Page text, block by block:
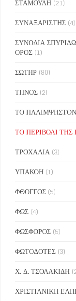
ΣΤΑΜΟΥΛΗ (21)
ΣΥΝΑΞΑΡΙΣΤΗΣ (4)
ΣΥΝΟΔΙΑ
ΟΡΟΣ (1)
ΣΩΤΗΡ (80)
ΤΗΝΟΣ (2)
ΤΟ ΠΑΛΙΜΨΗΣΤΟΝ
ΤΟ ΠΕΡΙΒΟΛΙ
ΤΡΟΧΑΛΙΑ (3)
ΥΠΑΚΟΗ (1)
ΦΘΟΓΓΟΣ (5)
ΦΩΣ (4)
ΦΩΣΦΟΡΟΣ (5)
ΦΩΤΟΔΟΤΕΣ (3)
Χ. Δ. ΤΣΟΛΑΚΙΔΗ
ΧΡΙΣΤΙΑΝΙΚΗ